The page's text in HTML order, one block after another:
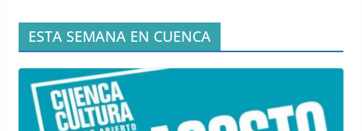
ESTA SEMANA EN CUENCA